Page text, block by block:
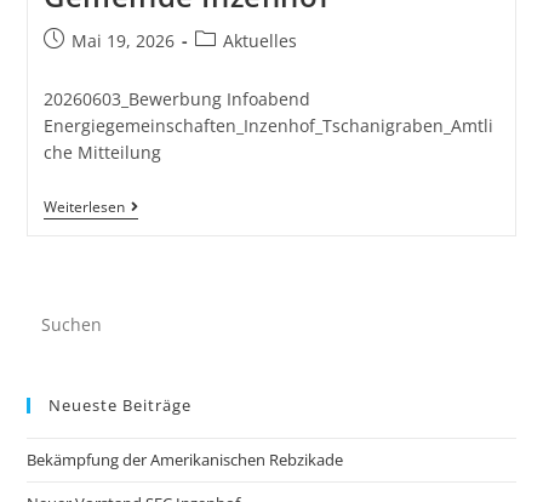
Mai 19, 2026 Aktuelles
20260603_Bewerbung Infoabend
Energiegemeinschaften_Inzenhof_Tschanigraben_Amtli
che Mitteilung
Weiterlesen
Neueste Beiträge
Bekämpfung der Amerikanischen Rebzikade